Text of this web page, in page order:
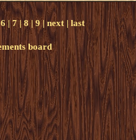
6|7|8|9| next |last
board